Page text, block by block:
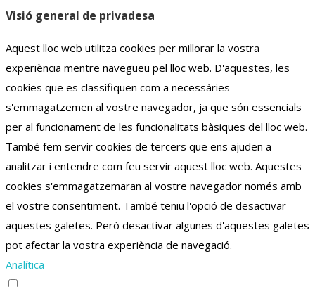
Visió general de privadesa
Aquest lloc web utilitza cookies per millorar la vostra
experiència mentre navegueu pel lloc web. D'aquestes, les
cookies que es classifiquen com a necessàries
s'emmagatzemen al vostre navegador, ja que són essencials
per al funcionament de les funcionalitats bàsiques del lloc web.
També fem servir cookies de tercers que ens ajuden a
analitzar i entendre com feu servir aquest lloc web. Aquestes
cookies s'emmagatzemaran al vostre navegador només amb
el vostre consentiment. També teniu l'opció de desactivar
aquestes galetes. Però desactivar algunes d'aquestes galetes
pot afectar la vostra experiència de navegació.
Analítica